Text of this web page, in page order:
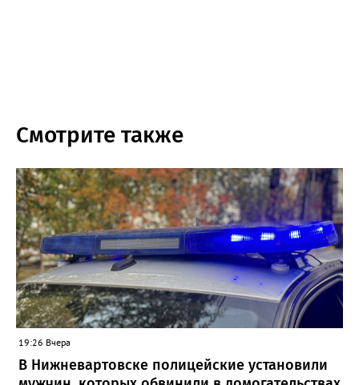
Смотрите также
19:26 Вчера
В Нижневартовске полицейские установили